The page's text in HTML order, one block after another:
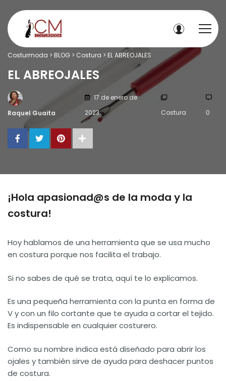
Costurmoda > BLOG > Costura > EL ABREOJALES
EL ABREOJALES
Raquel Guaita
17 de enero de
2023
Costura 0
¡Hola apasionad@s de la moda y la
costura!
Hoy hablamos de una herramienta que se usa mucho
en costura porque nos facilita el trabajo.
Si no sabes de qué se trata, aquí te lo explicamos.
Es una pequeña herramienta con la punta en forma de
V y con un filo cortante que te ayuda a cortar el tejido.
Es indispensable en cualquier costurero.
Como su nombre indica está diseñado para abrir los
ojales y también sirve de ayuda para deshacer puntos
de costura.